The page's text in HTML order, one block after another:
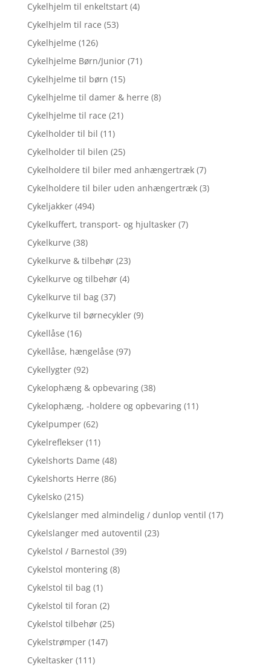
Cykelhjelm til enkeltstart (4)
Cykelhjelm til race (53)
Cykelhjelme (126)
Cykelhjelme Børn/Junior (71)
Cykelhjelme til børn (15)
Cykelhjelme til damer & herre (8)
Cykelhjelme til race (21)
Cykelholder til bil (11)
Cykelholder til bilen (25)
Cykelholdere til biler med anhængertræk (7)
Cykelholdere til biler uden anhængertræk (3)
Cykeljakker (494)
Cykelkuffert, transport- og hjultasker (7)
Cykelkurve (38)
Cykelkurve & tilbehør (23)
Cykelkurve og tilbehør (4)
Cykelkurve til bag (37)
Cykelkurve til børnecykler (9)
Cykellåse (16)
Cykellåse, hængelåse (97)
Cykellygter (92)
Cykelophæng & opbevaring (38)
Cykelophæng, -holdere og opbevaring (11)
Cykelpumper (62)
Cykelreflekser (11)
Cykelshorts Dame (48)
Cykelshorts Herre (86)
Cykelsko (215)
Cykelslanger med almindelig / dunlop ventil (17)
Cykelslanger med autoventil (23)
Cykelstol / Barnestol (39)
Cykelstol montering (8)
Cykelstol til bag (1)
Cykelstol til foran (2)
Cykelstol tilbehør (25)
Cykelstrømper (147)
Cykeltasker (111)